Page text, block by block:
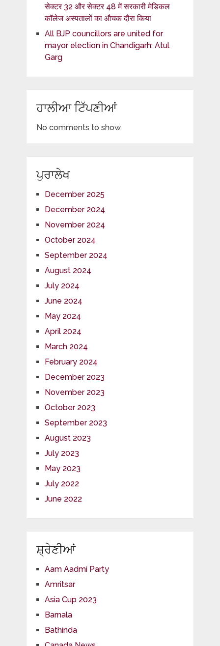
सेक्टर 32 और सेक्टर 48 में सरकारी मेडिकल
कॉलेज अस्पतालों का औचक दौरा किया
All BJP councillors are united for
mayor election in Chandigarh: Atul
Garg
ਹਾਲੀਆ ਟਿੱਪਣੀਆਂ
No comments to show.
ਪੁਰਾਲੇਖ
December 2025
December 2024
November 2024
October 2024
September 2024
August 2024
July 2024
June 2024
May 2024
April 2024
March 2024
February 2024
December 2023
November 2023
October 2023
September 2023
August 2023
July 2023
May 2023
July 2022
June 2022
ਸ਼੍ਰੇਣੀਆਂ
Aam Aadmi Party
Amritsar
Asia Cup 2023
Barnala
Bathinda